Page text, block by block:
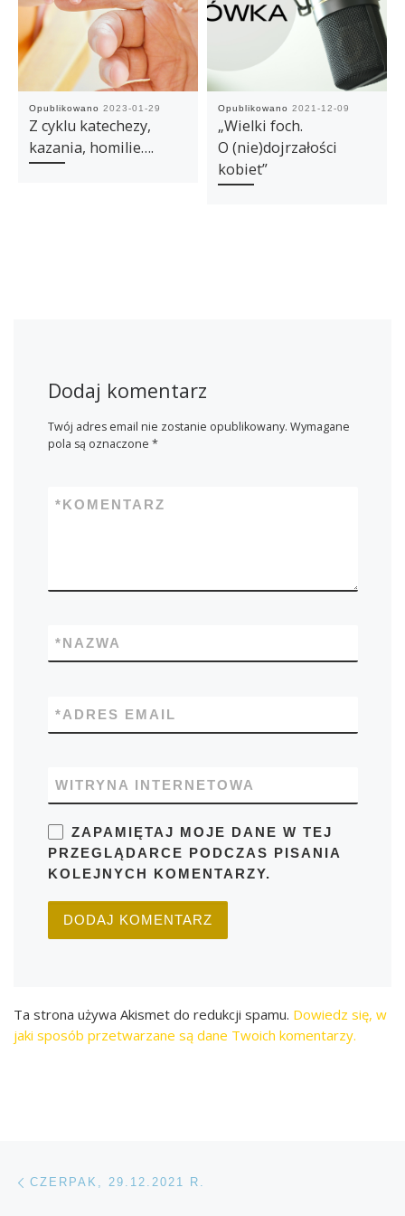
Opublikowano 2023-01-29
Z cyklu katechezy,
kazania, homilie….
Opublikowano 2021-12-09
„Wielki foch.
O (nie)dojrzałości
kobiet”
Dodaj komentarz
Twój adres email nie zostanie opublikowany. Wymagane
pola są oznaczone *
KOMENTARZ
*
NAZWA
*
ADRES EMAIL
*
WITRYNA INTERNETOWA
ZAPAMIĘTAJ MOJE DANE W TEJ
PRZEGLĄDARCE PODCZAS PISANIA
KOLEJNYCH KOMENTARZY.
Ta strona używa Akismet do redukcji spamu. Dowiedz się, w
jaki sposób przetwarzane są dane Twoich komentarzy.
Przeglądanie Wpisów
CZERPAK, 29.12.2021 R.